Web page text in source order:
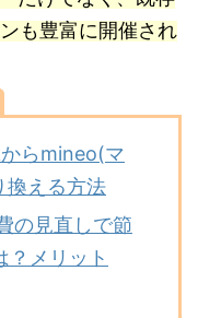
も豊富に開催され
らmineo(マ
換える方法
の見直しで節
？メリット